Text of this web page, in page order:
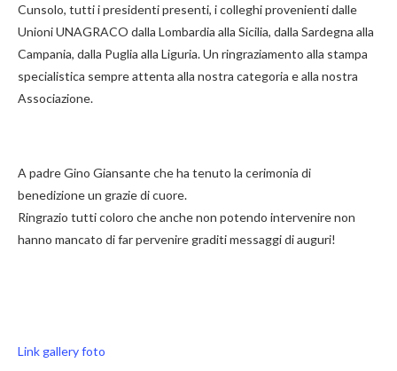
Cunsolo, tutti i presidenti presenti, i colleghi provenienti dalle
Unioni UNAGRACO dalla Lombardia alla Sicilia, dalla Sardegna alla
Campania, dalla Puglia alla Liguria. Un ringraziamento alla stampa
specialistica sempre attenta alla nostra categoria e alla nostra
Associazione.
A padre Gino Giansante che ha tenuto la cerimonia di
benedizione un grazie di cuore.
Ringrazio tutti coloro che anche non potendo intervenire non
hanno mancato di far pervenire graditi messaggi di auguri!
Link gallery foto